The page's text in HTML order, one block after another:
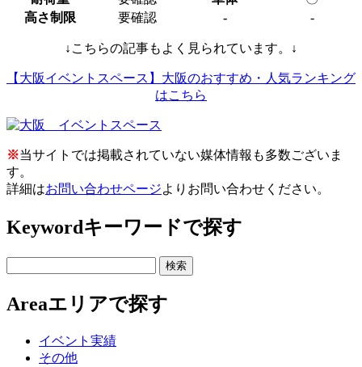
高さ制限
要確認 - -
↓こちらの記事もよく見られています。↓
【大阪イベントスペース】大阪のおすすめ・人気ランキング
はこちら
※当サイトでは掲載されていない媒体情報も多数ございま
す。
詳細はお問い合わせページよりお問い合わせください。
Keywordキーワードで探す
Areaエリアで探す
イベント実績
その他